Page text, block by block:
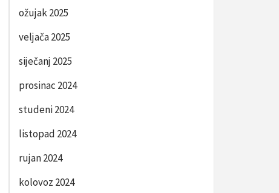
ožujak 2025
veljača 2025
siječanj 2025
prosinac 2024
studeni 2024
listopad 2024
rujan 2024
kolovoz 2024